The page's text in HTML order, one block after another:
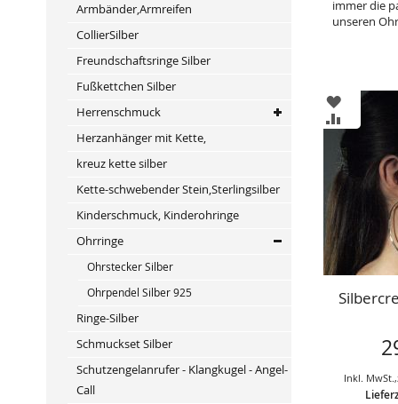
immer die
unseren
ZUR
ZUR
Inkl. MwSt.,
Armbänder,Armreifen
CollierSilber
Freundschaftsringe Silber
Fußkettchen Silber
Herrenschmuck
Herzanhänger mit Kette,
kreuz kette silber
Kette-schwebender Stein,Sterlingsilber
Kinderschmuck, Kinderohringe
Ohrringe
Ohrstecker Silber
Ohrpendel Silber 925
Ringe-Silber
Schmuckset Silber
Schutzengelanrufer - Klangkugel - Angel-
Call